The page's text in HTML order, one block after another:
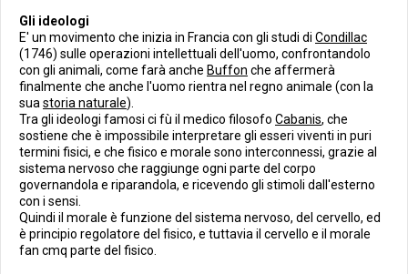
Gli ideologi
E' un movimento che inizia in Francia con gli studi di Condillac
(1746) sulle operazioni intellettuali dell'uomo, confrontandolo
con gli animali, come farà anche Buffon che affermerà
finalmente che anche l'uomo rientra nel regno animale (con la
sua storia naturale).
Tra gli ideologi famosi ci fù il medico filosofo Cabanis, che
sostiene che è impossibile interpretare gli esseri viventi in puri
termini fisici, e che fisico e morale sono interconnessi, grazie al
sistema nervoso che raggiunge ogni parte del corpo
governandola e riparandola, e ricevendo gli stimoli dall'esterno
con i sensi.
Quindi il morale è funzione del sistema nervoso, del cervello, ed
è principio regolatore del fisico, e tuttavia il cervello e il morale
fan cmq parte del fisico.